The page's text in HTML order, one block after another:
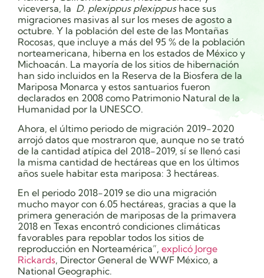
viceversa, la D. plexippus plexippus hace sus
migraciones masivas al sur los meses de agosto a
octubre. Y la población del este de las Montañas
Rocosas, que incluye a más del 95 % de la población
norteamericana, hiberna en los estados de México y
Michoacán. La mayoría de los sitios de hibernación
han sido incluidos en la Reserva de la Biosfera de la
Mariposa Monarca y estos santuarios fueron
declarados en 2008 como Patrimonio Natural de la
Humanidad por la UNESCO.
Ahora, el último periodo de migración 2019-2020
arrojó datos que mostraron que, aunque no se trató
de la cantidad atípica del 2018-2019, sí se llenó casi
la misma cantidad de hectáreas que en los últimos
años suele habitar esta mariposa: 3 hectáreas.
En el periodo 2018-2019 se dio una migración
mucho mayor con 6.05 hectáreas, gracias a que la
primera generación de mariposas de la primavera
2018 en Texas encontró condiciones climáticas
favorables para repoblar todos los sitios de
reproducción en Norteamérica”, explicó Jorge
Rickards, Director General de WWF México, a
National Geographic.